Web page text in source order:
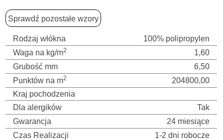
Sprawdź pozostałe wzory
Rodzaj włókna
100% polipropylen
Waga na kg/m2
1,60
Grubość mm
6,50
Punktów na m2
204800,00
Kraj pochodzenia
Dla alergików
Tak
Gwarancja
24 miesiące
Czas Realizacji
1-2 dni robocze